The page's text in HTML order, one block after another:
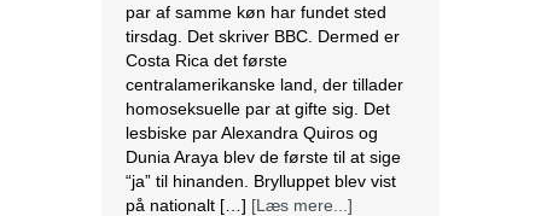
par af samme køn har fundet sted
tirsdag. Det skriver BBC. Dermed er
Costa Rica det første
centralamerikanske land, der tillader
homoseksuelle par at gifte sig. Det
lesbiske par Alexandra Quiros og
Dunia Araya blev de første til at sige
“ja” til hinanden. Brylluppet blev vist
på nationalt […] [Læs mere...]